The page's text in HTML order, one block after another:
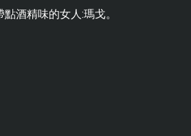
酒精味的女人:瑪戈。